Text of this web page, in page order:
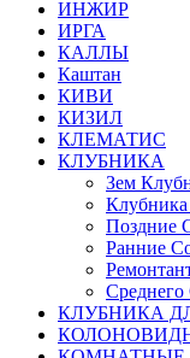
ИНЖИР
ИРГА
КАЛЛЫ
Каштан
КИВИ
КИЗИЛ
КЛЕМАТИС
КЛУБНИКА
Зем
Поздние
Ранние
КЛУБНИКА